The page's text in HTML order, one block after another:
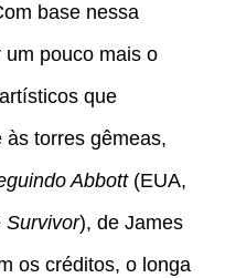
base nessa
pouco mais o
que
às torres gêmeas,
Abbott (EUA,
Survivor), de James
os créditos, o longa